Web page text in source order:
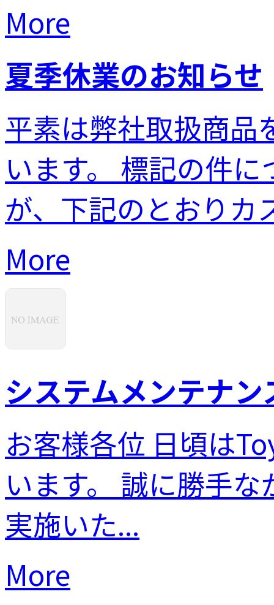
More
夏季休業のお知らせ
平素は弊社取扱商品
います。 標記の件
が、下記のとおりカ
More
システムメンテナ
お客様各位 日頃は
います。 誠に勝手
実施いた...
More